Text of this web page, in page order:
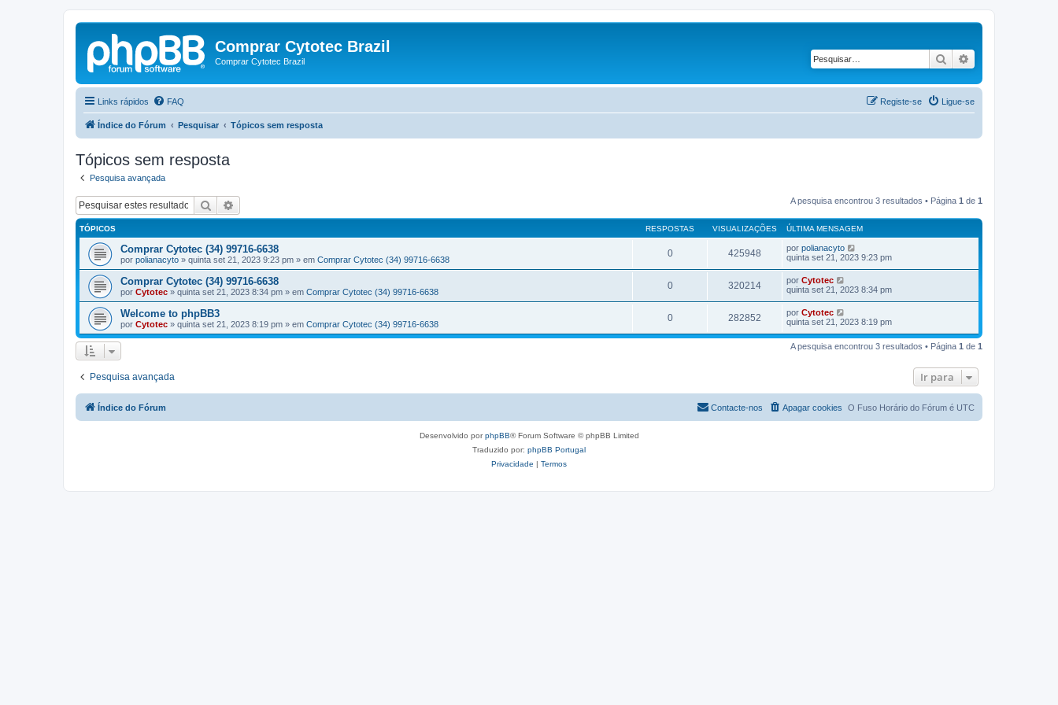
Comprar Cytotec Brazil
Comprar Cytotec Brazil Pesquisar
Links rápidos FAQ Ligue-se
Registe-se
Índice do Fórum Pesquisar Tópicos sem resposta
Tópicos sem resposta
Pesquisa avançada
Pesquisar A pesquisa encontrou 3 resultados • Página 1 de 1
TÓPICOS RESPOSTAS VISUALIZAÇÕES ÚLTIMA MENSAGEM
Comprar Cytotec (34) 99716-6638
por polianacyto » quinta set 21, 2023 9:23 pm » em Comprar Cytotec (34) 99716-6638
0 425948 por polianacyto
quinta set 21, 2023 9:23 pm
Comprar Cytotec (34) 99716-6638
por Cytotec » quinta set 21, 2023 8:34 pm » em Comprar Cytotec (34) 99716-6638
0 320214 por Cytotec
quinta set 21, 2023 8:34 pm
Welcome to phpBB3
por Cytotec » quinta set 21, 2023 8:19 pm » em Comprar Cytotec (34) 99716-6638
0 282852 por Cytotec
quinta set 21, 2023 8:19 pm
A pesquisa encontrou 3 resultados • Página 1 de 1
Pesquisa avançada Ir para
Índice do Fórum O Fuso Horário do Fórum é UTC
Apagar cookies
Contacte-nos
Desenvolvido porphpBB® Forum Software © phpBB Limited
Traduzido por: phpBB Portugal
Privacidade | Termos